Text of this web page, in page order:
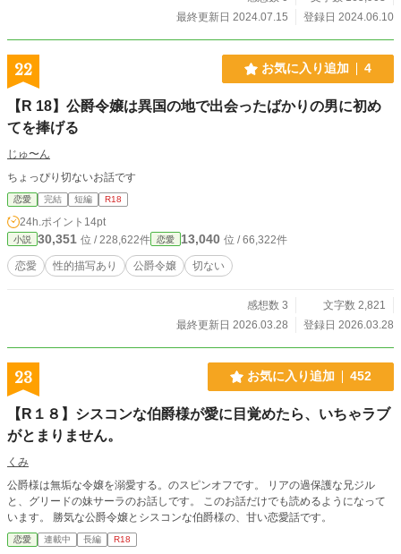
タとなろうにも掲載しています。 大変申し訳ございません。
最終更新日 2024.07.15
登録日 2024.06.10
22 お気に入り追加 4
【R 18】公爵令嬢は異国の地で出会ったばかりの男に初め
てを捧げる
じゅ〜ん
ちょっぴり切ないお話です
恋愛 完結 短編 R18
24h.ポイント 14pt
小説 30,351 位 / 228,622件 恋愛 13,040 位 / 66,322件
恋愛 性的描写あり 公爵令嬢 切ない
感想数 3
文字数 2,821
最終更新日 2026.03.28
登録日 2026.03.28
23 お気に入り追加 452
【R１８】シスコンな伯爵様が愛に目覚めたら、いちゃラブ
がとまりません。
くみ
公爵様は無垢な令嬢を溺愛する。のスピンオフです。 リアの過保護な兄ジル
と、グリードの妹サーラのお話しです。 このお話だけでも読めるようになって
います。 勝気な公爵令嬢とシスコンな伯爵様の、甘い恋愛話です。
恋愛 連載中 長編 R18